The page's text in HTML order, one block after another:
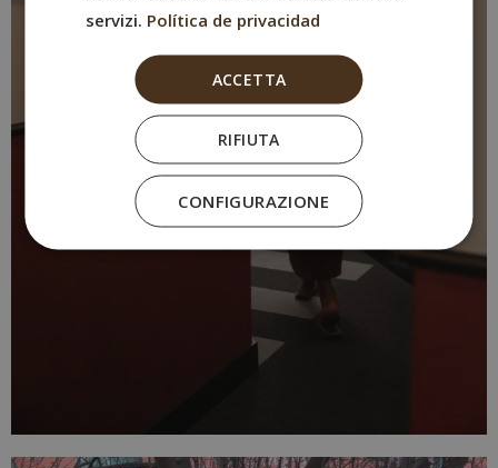
servizi. Política de privacidad
ACCETTA
RIFIUTA
CONFIGURAZIONE